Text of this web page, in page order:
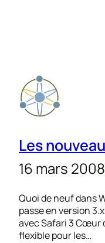
Les
16 mars 2008
Quoi de neuf dans
passe en version
avec Safari 3 Cœur
flexible pour les…